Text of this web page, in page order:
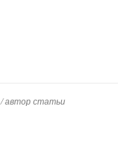
/ автор статьи